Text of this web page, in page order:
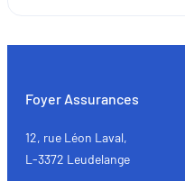
de
l’écologie
rencontre
Foyer Assurances
12, rue Léon Laval,
L-3372 Leudelange